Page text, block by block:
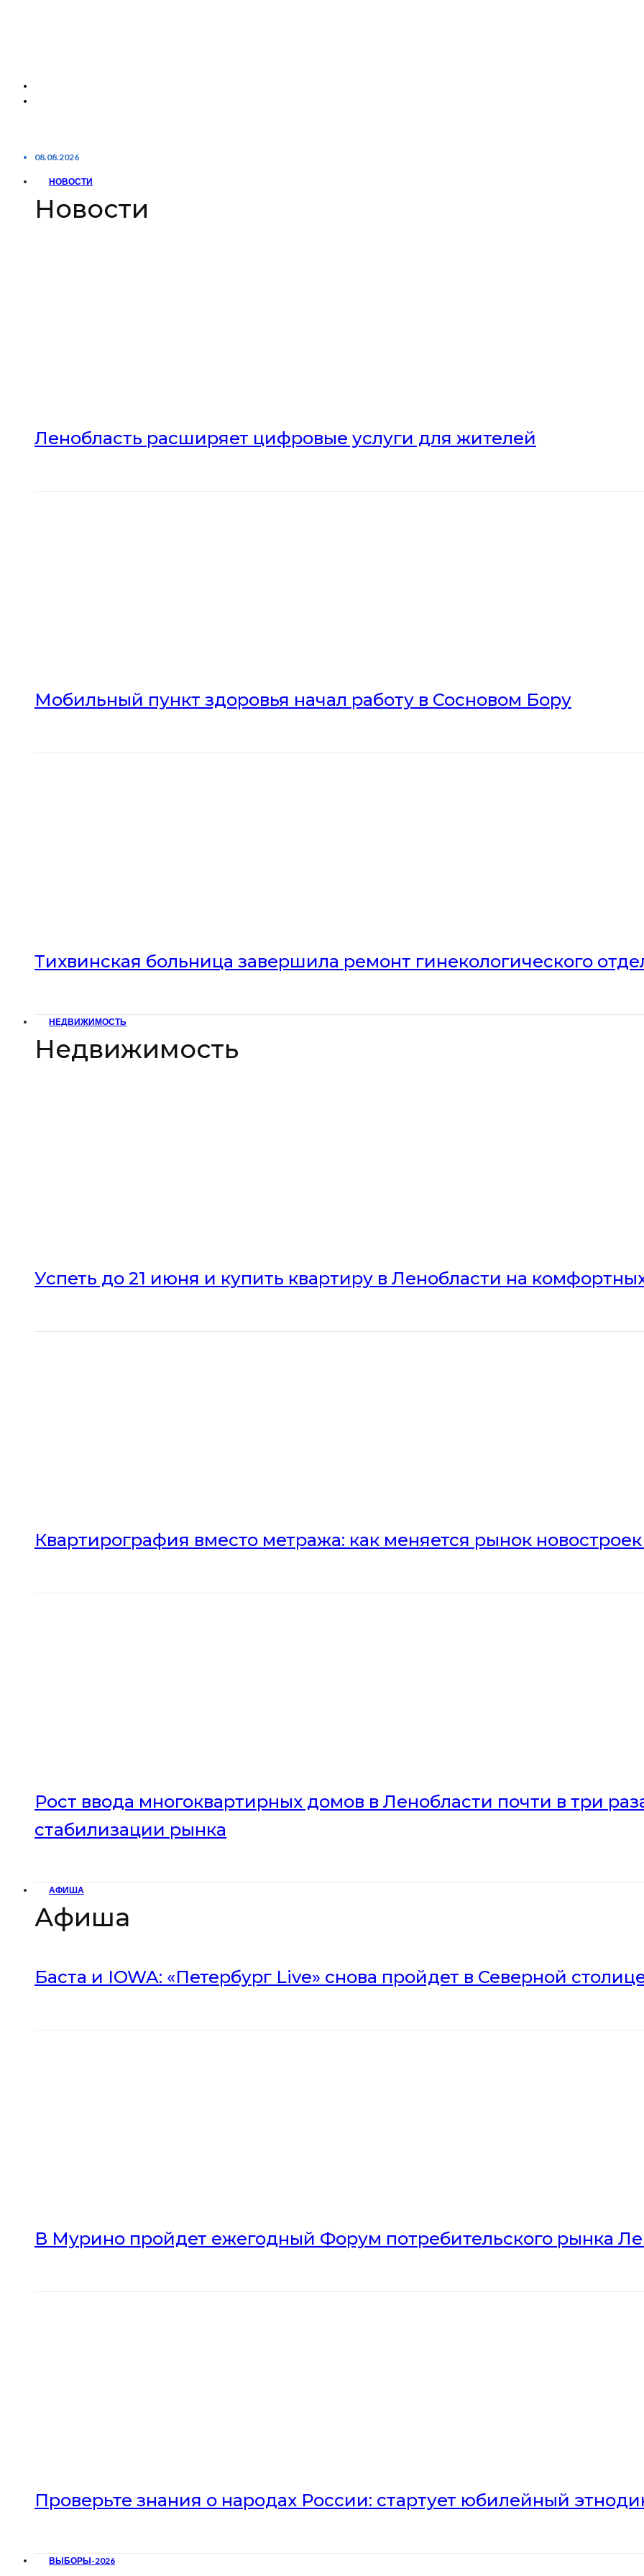
08.08.2026
НОВОСТИ
Новости
Ленобласть расширяет цифровые услуги для жителей
Мобильный пункт здоровья начал работу в Сосновом Бору
Тихвинская больница завершила ремонт гинекологического
НЕДВИЖИМОСТЬ
Недвижимость
Успеть до 21 июня и купить квартиру в Ленобласти на
Квартирография вместо метража: как меняется рынок
Рост ввода многоквартирных домов в Ленобласти почти в три
стабилизации рынка
АФИША
Афиша
Баста и IOWA: «Петербург Live» снова пройдет в Северной
В Мурино пройдет ежегодный Форум потребительского рынка
Проверьте знания о народах России: стартует юбилейный
ВЫБОРЫ-2026